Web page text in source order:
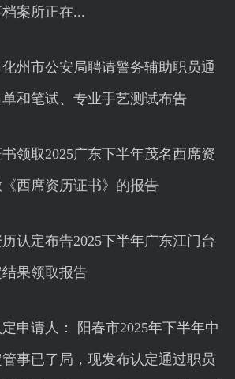
案所正在...
市公安局聘请警务辅助职员通
和笔试、专业手艺测试布告
取2025广东下半年茂名西席资
西席资历证书》的报告
定布告2025下半年广东江门台
果领取报告
请人： 阳春市2025年下半年中
事已了局，现发布认定通过职员